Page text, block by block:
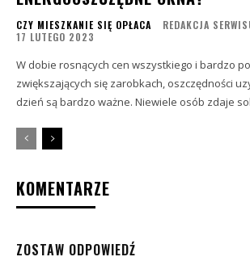
CZY MIESZKANIE SIĘ OPŁACA REDAKCJA
17 LUTEGO 2023
W dobie rosnących cen wszystkiego i bardzo
zwiększających się zarobkach, oszczędności
dzień są bardzo ważne. Niewiele osób zdaje
KOMENTARZE
ZOSTAW ODPOWIEDŹ